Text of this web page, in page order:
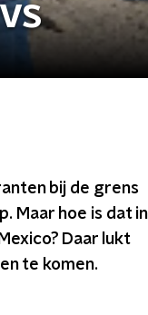
bij de grens
Maar hoe is dat in
Daar lukt
te komen.